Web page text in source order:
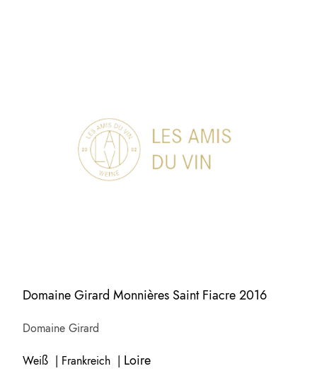
Domaine Girard Monnières Saint Fiacre 2016
Domaine Girard
Weiß | Frankreich | Loire